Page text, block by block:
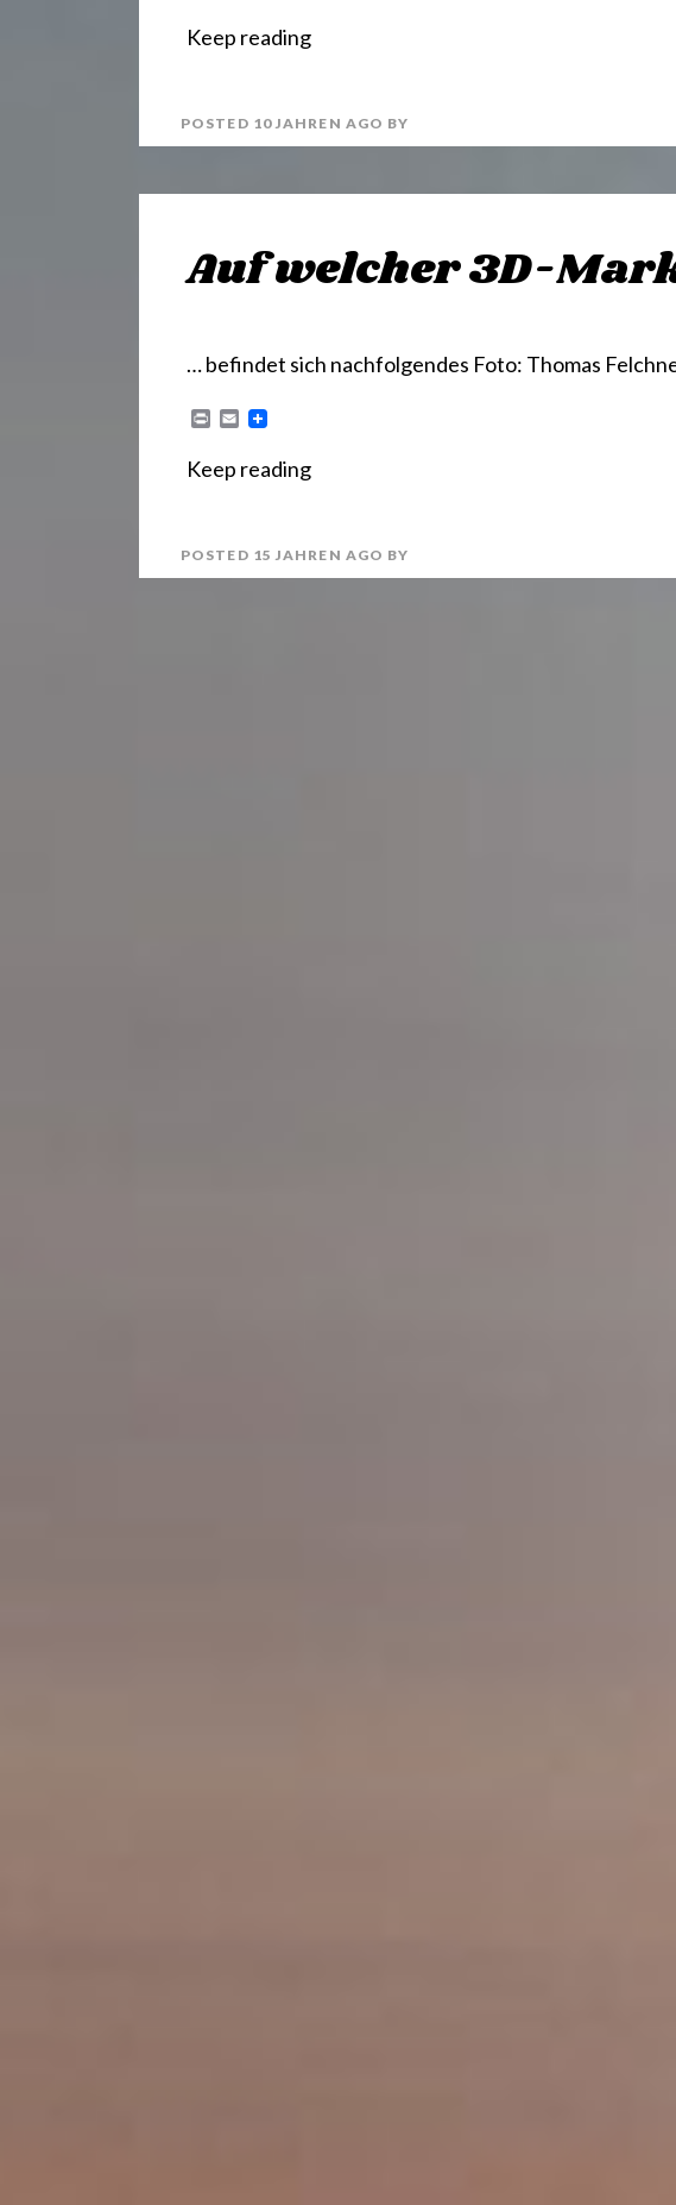
n
i
Keep reading
POSTED 10 JAHREN AGO BY
Auf welcher 3D-
… befindet sich nachfolgendes Foto: Thomas
P
n
E
i
Keep reading
POSTED 15 JAHREN AGO BY